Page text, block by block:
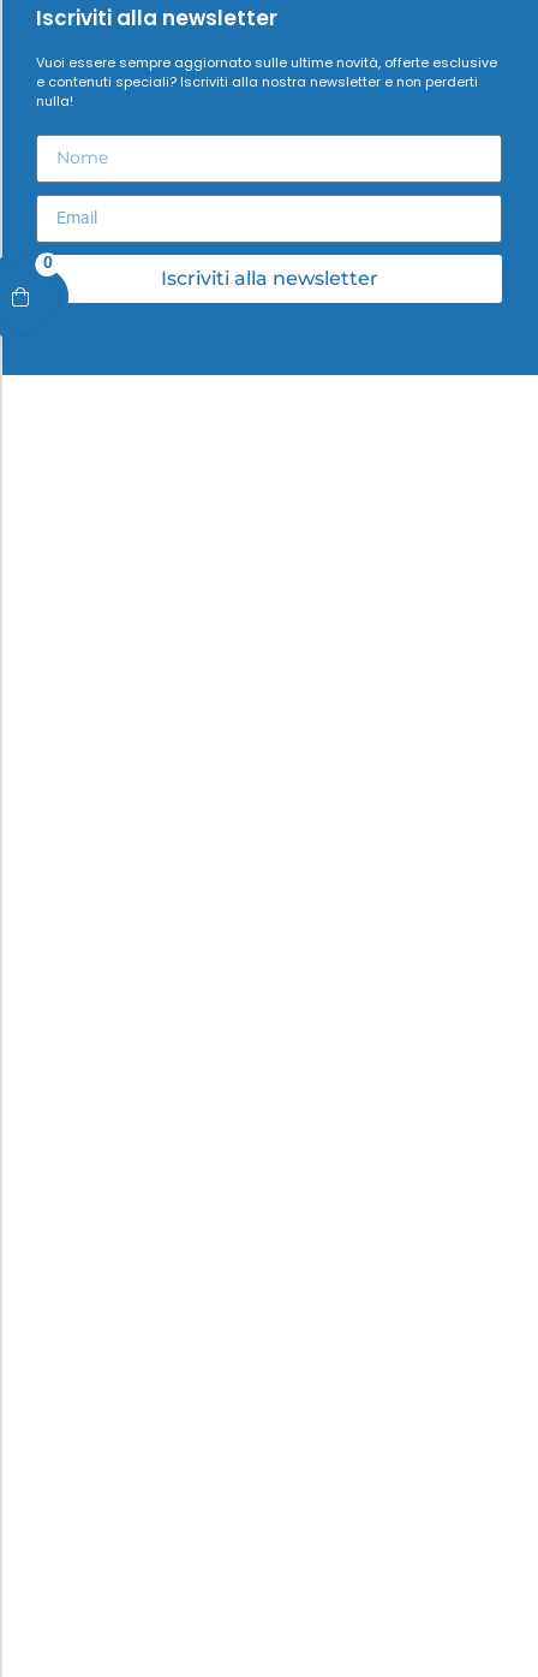
0
Iscriviti alla newsletter
Vuoi essere sempre aggiornato sulle ultime novità, offerte esclusive
e contenuti speciali? Iscriviti alla nostra newsletter e non perderti
nulla!
Iscriviti alla newsletter